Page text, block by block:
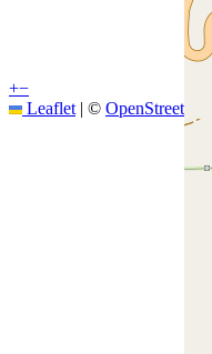
+−
Leaflet | © OpenStreetMap